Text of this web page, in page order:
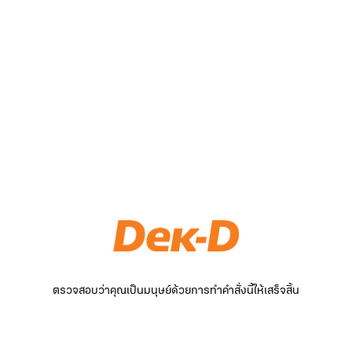
ตรวจสอบว่าคุณเป็นมนุษย์ด้วยการทำคำสั่งนี้ให้เสร็จสิ้น